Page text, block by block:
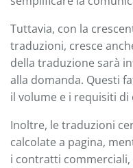
Tuttavia, con la
traduzioni, cresce
della traduzione sarà
alla domanda. Questi
il volume e i requisiti
Inoltre, le traduzioni
calcolate a pagina,
i contratti